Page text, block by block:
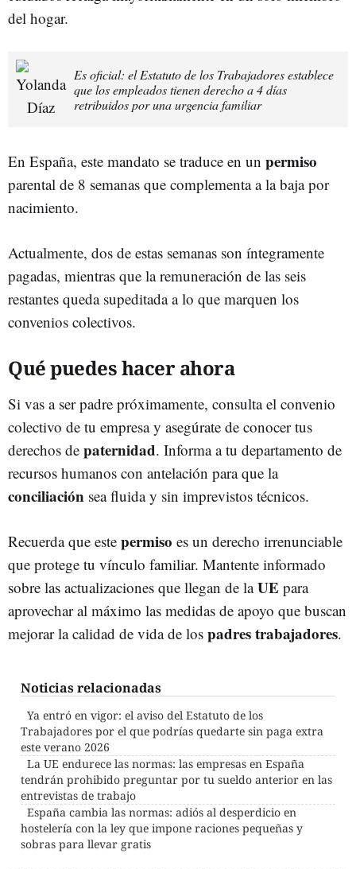
del hogar.
Es oficial: el Estatuto de los Trabajadores establece
que los empleados tienen derecho a 4 días
retribuidos por una urgencia familiar
En España, este mandato se traduce en un permiso
parental de 8 semanas que complementa a la baja por
nacimiento.
Actualmente, dos de estas semanas son íntegramente
pagadas, mientras que la remuneración de las seis
restantes queda supeditada a lo que marquen los
convenios colectivos.
Qué puedes hacer ahora
Si vas a ser padre próximamente, consulta el convenio
colectivo de tu empresa y asegúrate de conocer tus
derechos de paternidad. Informa a tu departamento de
recursos humanos con antelación para que la
conciliación sea fluida y sin imprevistos técnicos.
Recuerda que este permiso es un derecho irrenunciable
que protege tu vínculo familiar. Mantente informado
sobre las actualizaciones que llegan de laUE para
aprovechar al máximo las medidas de apoyo que buscan
mejorar la calidad de vida de los padres trabajadores.
Noticias relacionadas
Ya entró en vigor: el aviso del Estatuto de los
Trabajadores por el que podrías quedarte sin paga extra
este verano 2026
La UE endurece las normas: las empresas en España
tendrán prohibido preguntar por tu sueldo anterior en las
entrevistas de trabajo
España cambia las normas: adiós al desperdicio en
hostelería con la ley que impone raciones pequeñas y
sobras para llevar gratis